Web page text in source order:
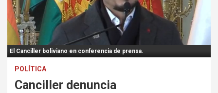
t
:
El Canciller boliviano en conferencia de prensa.
POLÍTICA
Canciller denuncia